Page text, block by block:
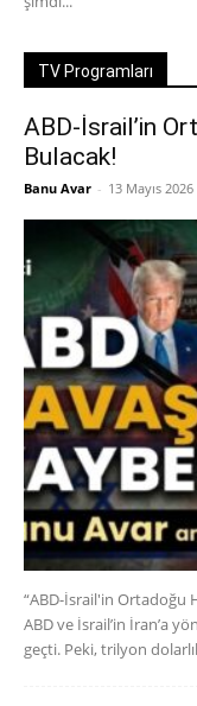
TV Programları
ABD-İsrail’in
Bulacak!
Banu Avar - 13 Mayıs 2026
“ABD-İsrail'in Ortadoğu
ABD ve İsrail’in İran’a
geçti. Peki, trilyon